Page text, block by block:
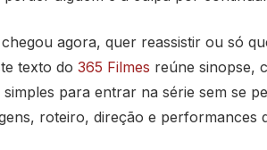
agora, quer reassistir ou só
texto do 365 Filmes reúne sinopse,
para entrar na série sem se
roteiro, direção e performances